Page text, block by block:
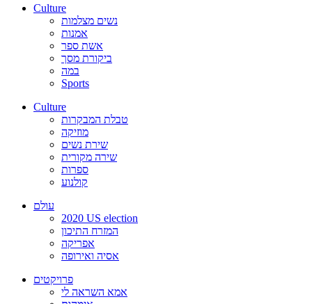
Culture
נשים מצלמות
אמנות
אשת ספר
ביקורת מסך
במה
Sports
Culture
טבלת המבקרות
מוזיקה
שירת נשים
שירה מקורית
ספרות
קולנוע
עולם
2020 US election
המזרח התיכון
אפריקה
אסיה ואירופה
פרויקטים
אמא השראה לי